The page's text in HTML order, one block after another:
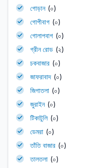
গোড়ান (০)
গোপীবাগ (০)
গোলাপবাগ (০)
গ্রীন রোড (২)
চকবাজার (০)
জাফরাবাদ (০)
জিগাতলা (০)
জুরাইন (০)
টিকাটুলি (০)
ডেমরা (০)
তাঁতি বাজার (০)
তালতলা (০)